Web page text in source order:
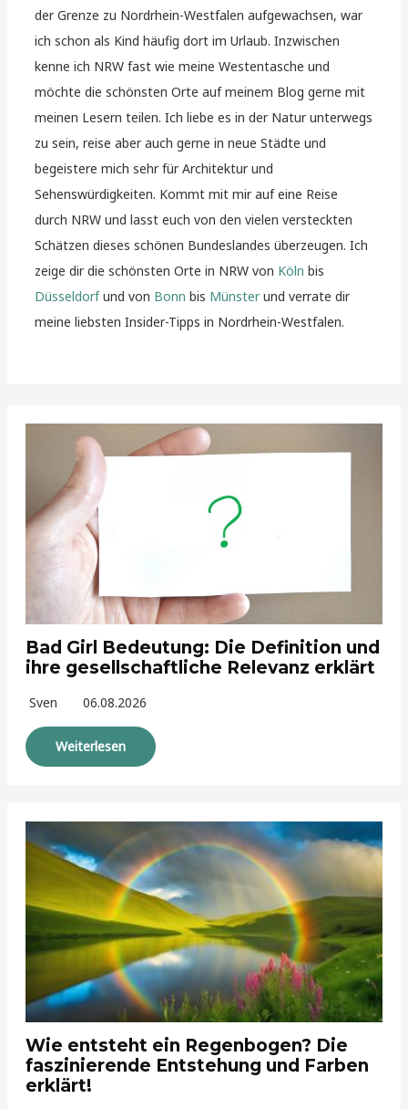
der Grenze zu Nordrhein-Westfalen aufgewachsen, war
ich schon als Kind häufig dort im Urlaub. Inzwischen
kenne ich NRW fast wie meine Westentasche und
möchte die schönsten Orte auf meinem Blog gerne mit
meinen Lesern teilen. Ich liebe es in der Natur unterwegs
zu sein, reise aber auch gerne in neue Städte und
begeistere mich sehr für Architektur und
Sehenswürdigkeiten. Kommt mit mir auf eine Reise
durch NRW und lasst euch von den vielen versteckten
Schätzen dieses schönen Bundeslandes überzeugen. Ich
zeige dir die schönsten Orte in NRW von Köln bis
Düsseldorfund von Bonn bis Münsterund verrate dir
meine liebsten Insider-Tipps in Nordrhein-Westfalen.
Bad Girl Bedeutung: Die Definition und
ihre gesellschaftliche Relevanz erklärt
Sven 06.08.2026
Weiterlesen
Wie entsteht ein Regenbogen? Die
faszinierende Entstehung und Farben
erklärt!